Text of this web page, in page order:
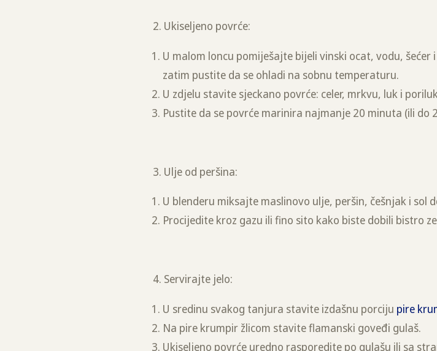
2. Ukiseljeno povrće:
U malom loncu pomiješajte bijeli vinski ocat, vodu,
zatim pustite da se ohladi na sobnu temperaturu.
U zdjelu stavite sjeckano povrće: celer, mrkvu, luk i
Pustite da se povrće marinira najmanje 20 minuta (ili do
3. Ulje od peršina:
U blenderu miksajte maslinovo ulje, peršin, češnjak i sol
Procijedite kroz gazu ili fino sito kako biste dobili bistro
4. Servirajte jelo:
U sredinu svakog tanjura stavite izdašnu porciju pire
Na pire krumpir žlicom stavite flamanski goveđi gulaš.
Ukiseljeno povrće uredno rasporedite po gulašu ili sa